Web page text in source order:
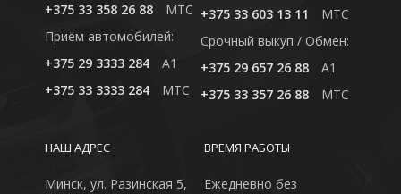
+375 33 358 26 88
MTC
Приём автомобилей:
+375 29 3333 284
A1
+375 33 3333 284
MTC
+375 33 603 13 11
MTC
Cрочный выкуп / Обмен:
+375 29 657 26 88
A1
+375 33 357 26 88
MTC
ВРЕМЯ РАБОТЫ
Ежедневно без
НАШ АДРЕС
Минск, ул. Разинская 5,